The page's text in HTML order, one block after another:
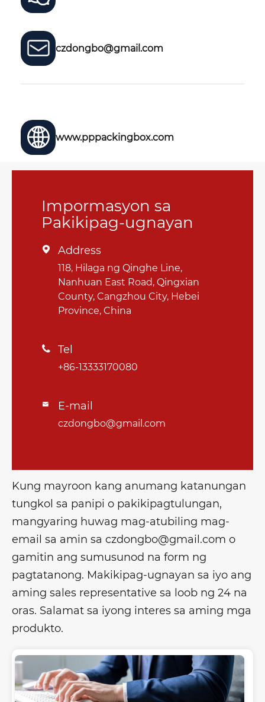
czdongbo@gmail.com
www.pppackingbox.com
Impormasyon sa
Pakikipag-ugnayan
 Address
118, Hilaga ng Qinghe Line,
Nanhuan East Road, Qingxian
County, Cangzhou City, Hebei
Province, China
 Tel
+86-13333170080
 E-mail
czdongbo@gmail.com
Kung mayroon kang anumang katanungan
tungkol sa panipi o pakikipagtulungan,
mangyaring huwag mag-atubiling mag-
email sa amin sa czdongbo@gmail.com o
gamitin ang sumusunod na form ng
pagtatanong. Makikipag-ugnayan sa iyo ang
aming sales representative sa loob ng 24 na
oras. Salamat sa iyong interes sa aming mga
produkto.